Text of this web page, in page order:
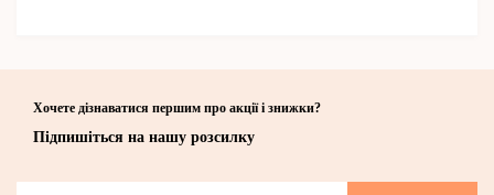
Хочете дізнаватися першим про акції і знижки?
Підпишіться на нашу розсилку